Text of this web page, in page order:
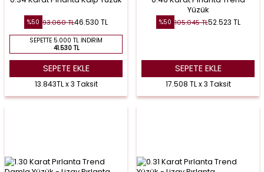
%50 93.060TL46.530 TL
SEPETTE 5.000 TL İNDIRIM
41.530 TL
SEPETE EKLE
13.843TL x 3 Taksit
Yüzük
%50 105.045TL52.523 TL
SEPETE EKLE
17.508 TL x 3 Taksit